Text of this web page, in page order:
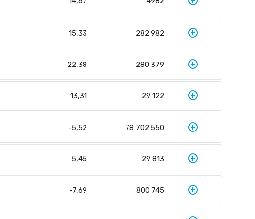
15,33 282 982 add_circle_outline
22,38 280 379 add_circle_outline
13,31 29 122 add_circle_outline
-5,52 78 702 550 add_circle_outline
5,45 29 813 add_circle_outline
-7,69 800 745 add_circle_outline